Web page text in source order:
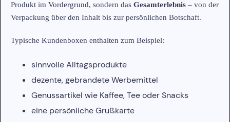
Produkt im Vordergrund, sondern das Gesamterlebnis – von der
Verpackung über den Inhalt bis zur persönlichen Botschaft.
Typische Kundenboxen enthalten zum Beispiel:
sinnvolle Alltagsprodukte
dezente, gebrandete Werbemittel
Genussartikel wie Kaffee, Tee oder Snacks
eine persönliche Grußkarte